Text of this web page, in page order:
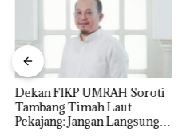
Dekan FIKP UMRAH Soroti
Tambang Timah Laut
Pekajang: Jangan Langsung